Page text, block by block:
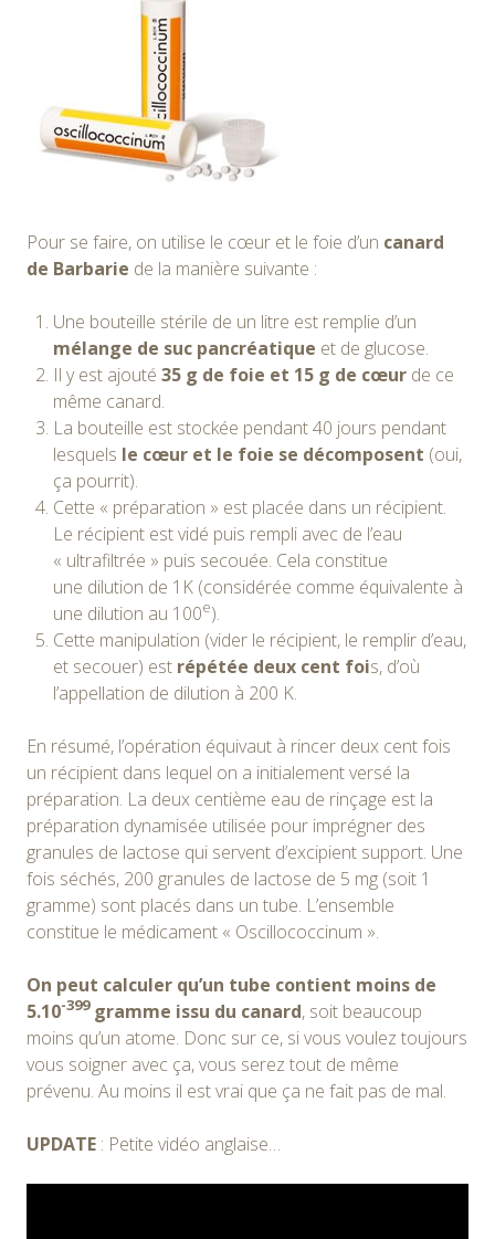
Pour se faire, on utilise le cœur et le foie d’un canard
de Barbarie de la manière suivante :
Une bouteille stérile de un litre est remplie d’un
mélange de suc pancréatique et de glucose.
Il y est ajouté 35 g de foie et 15 g de cœur de ce
même canard.
La bouteille est stockée pendant 40 jours pendant
lesquels le cœur et le foie se décomposent (oui,
ça pourrit).
Cette « préparation » est placée dans un récipient.
Le récipient est vidé puis rempli avec de l’eau
« ultrafiltrée » puis secouée. Cela constitue
une dilution de 1K (considérée comme équivalente à
une dilution au 100e).
Cette manipulation (vider le récipient, le remplir d’eau,
et secouer) est répétée deux cent fois, d’où
l’appellation de dilution à 200 K.
En résumé, l’opération équivaut à rincer deux cent fois
un récipient dans lequel on a initialement versé la
préparation. La deux centième eau de rinçage est la
préparation dynamisée utilisée pour imprégner des
granules de lactose qui servent d’excipient support. Une
fois séchés, 200 granules de lactose de 5 mg (soit 1
gramme) sont placés dans un tube. L’ensemble
constitue le médicament « Oscillococcinum ».
On peut calculer qu’un tube contient moins de
5.10-399gramme issu du canard, soit beaucoup
moins qu’un atome. Donc sur ce, si vous voulez toujours
vous soigner avec ça, vous serez tout de même
prévenu. Au moins il est vrai que ça ne fait pas de mal.
UPDATE : Petite vidéo anglaise…